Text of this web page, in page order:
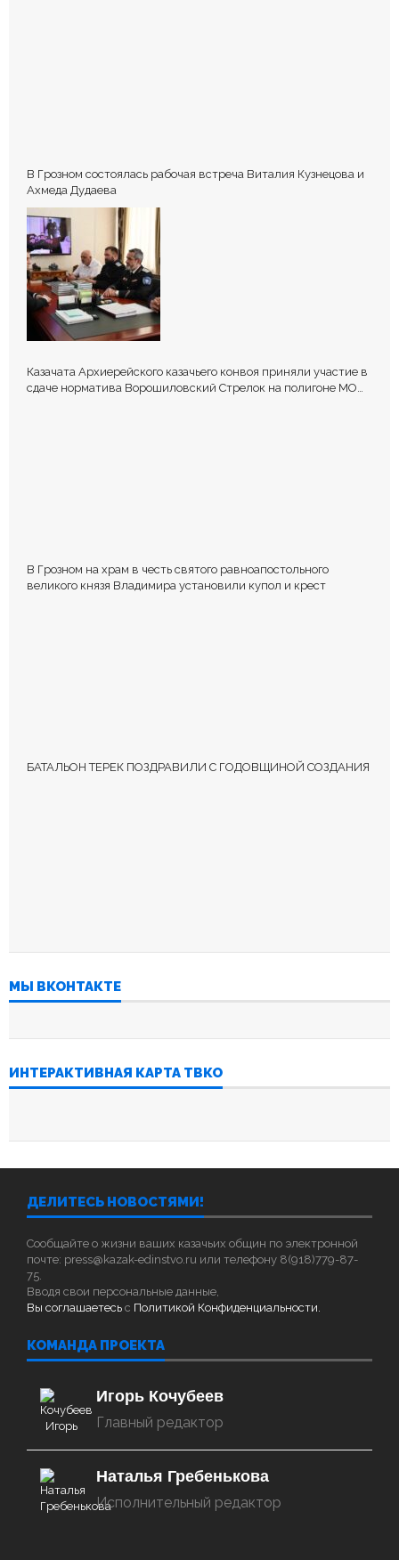
В Грозном состоялась рабочая встреча Виталия Кузнецова и
Ахмеда Дудаева
Казачата Архиерейского казачьего конвоя приняли участие в
сдаче норматива Ворошиловский Стрелок на полигоне МО
В Грозном на храм в честь святого равноапостольного
великого князя Владимира установили купол и крест
БАТАЛЬОН ТЕРЕК ПОЗДРАВИЛИ С ГОДОВЩИНОЙ СОЗДАНИЯ
МЫ ВКОНТАКТЕ
ИНТЕРАКТИВНАЯ КАРТА ТВКО
ДЕЛИТЕСЬ НОВОСТЯМИ!
Сообщайте о жизни ваших казачьих общин по электронной
почте: press@kazak-edinstvo.ru или телефону 8(918)779-87-
75.
Вводя свои персональные данные,
Вы соглашаетесь с Политикой Конфиденциальности.
КОМАНДА ПРОЕКТА
Игорь Кочубеев
Главный редактор
Наталья Гребенькова
Исполнительный редактор